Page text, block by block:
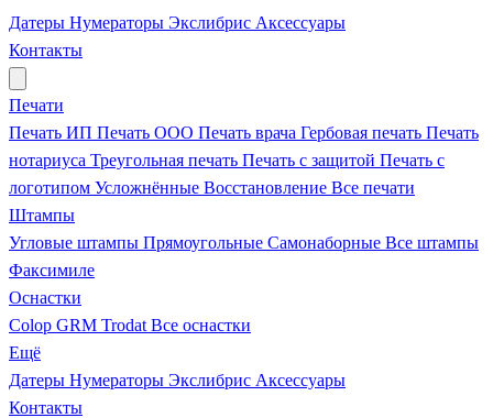
Датеры Нумераторы Экслибрис Аксессуары
Контакты
Печати
Печать ИП Печать ООО Печать врача Гербовая печать Печать
нотариуса Треугольная печать Печать с защитой Печать с
логотипом Усложнённые Восстановление Все печати
Штампы
Угловые штампы Прямоугольные Самонаборные Все штампы
Факсимиле
Оснастки
Colop GRM Trodat Все оснастки
Ещё
Датеры Нумераторы Экслибрис Аксессуары
Контакты